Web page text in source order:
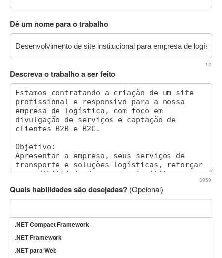
Dê um nome para o trabalho
12
Descreva o trabalho a ser feito
3959
Quais habilidades são desejadas? (Opcional)
.NET Compact Framework
.NET Framework
.NET para Web